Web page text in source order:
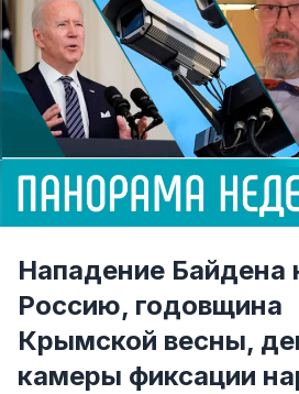
Нападение Байдена
Россию, годовщина
Крымской весны,
камеры фиксации